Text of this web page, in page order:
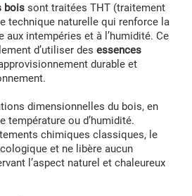
bois sont traitées THT (traitement
technique naturelle qui renforce la
aux intempéries et à l’humidité. Ce
d’utiliser des essences
durable et
dimensionnelles du bois, en
température ou d’humidité.
chimiques classiques, le
et ne libère aucun
l’aspect naturel et chaleureux